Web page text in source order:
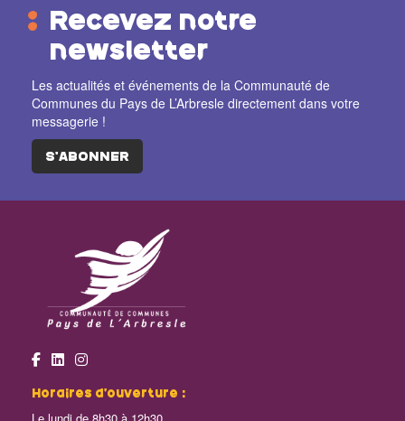
Recevez notre
newsletter
Les actualités et événements de la Communauté de
Communes du Pays de L’Arbresle directement dans votre
messagerie !
S'ABONNER
Horaires d’ouverture :